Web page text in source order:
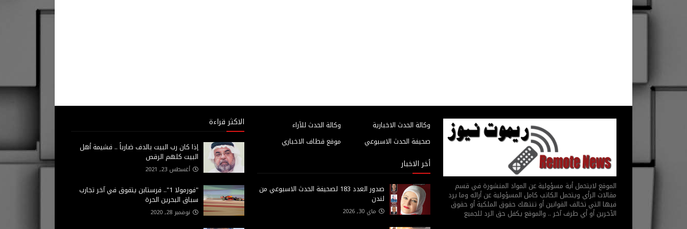
الموقع لايتحمل أية مسؤولية عن المواد المنشورة في قسم
مقالات الرأي ويتحمل الكاتب كامل المسؤولية عن أرائه وما يرد
فيها التي تخالف القوانين أو تنتهك حقوق الملكية أو حقوق
الآخرين أو أي طرف آخر .. والموقع يكفل حق الرد للجميع
وكالة الحدث للآراء
وكالة الحدث الاخبارية
موقع قطاف الاخباري
صحيفة الحدث الاسبوعي
أخر الاخبار
صدور العدد 183 لصحيفة الحدث الاسبوعي من
لندن
ماي 30, 2026
الاكثر قراءة
إذا كان رب البيت بالدف ضارباً .. فشيمة أهل
البيت كلهم الرقص
أغسطس 23, 2021
"فورمولا 1".. فرستابن يتفوق في آخر تجارب
سباق البحرين الحرة
نوفمبر 28, 2020